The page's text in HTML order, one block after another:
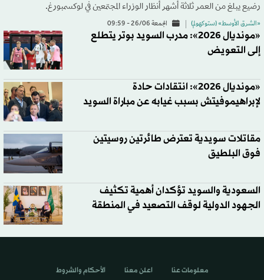
رضيع يبلغ من العمر ثلاثة أشهر أنظار الوزراء المجتمعين في لوكسمبورغ.
«الشرق الأوسط» (ستوكهولم) الجمعة 26/06 - 09:59
«مونديال 2026»: مدرب السويد بوتر يتطلع
إلى التعويض
«مونديال 2026»: انتقادات حادة
لإبراهيموفيتش بسبب غيابه عن مباراة السويد
مقاتلات سويدية تعترض طائرتين روسيتين
فوق البلطيق
السعودية والسويد تؤكدان أهمية تكثيف
الجهود الدولية لوقف التصعيد في المنطقة
معلومات عنا اعلن معنا الأحكام والشروط